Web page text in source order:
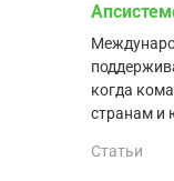
когда
странам и
Статьи